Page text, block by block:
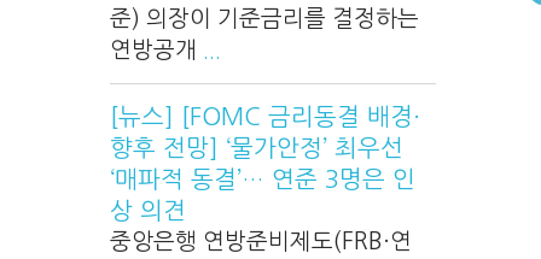
준) 의장이 기준금리를 결정하는
연방공개
[뉴스] [FOMC 금리동결 배경·
향후 전망] ‘물가안정’ 최우선
‘매파적 동결’… 연준 3명은 인
상 의견
중앙은행 연방준비제도(FRB·연